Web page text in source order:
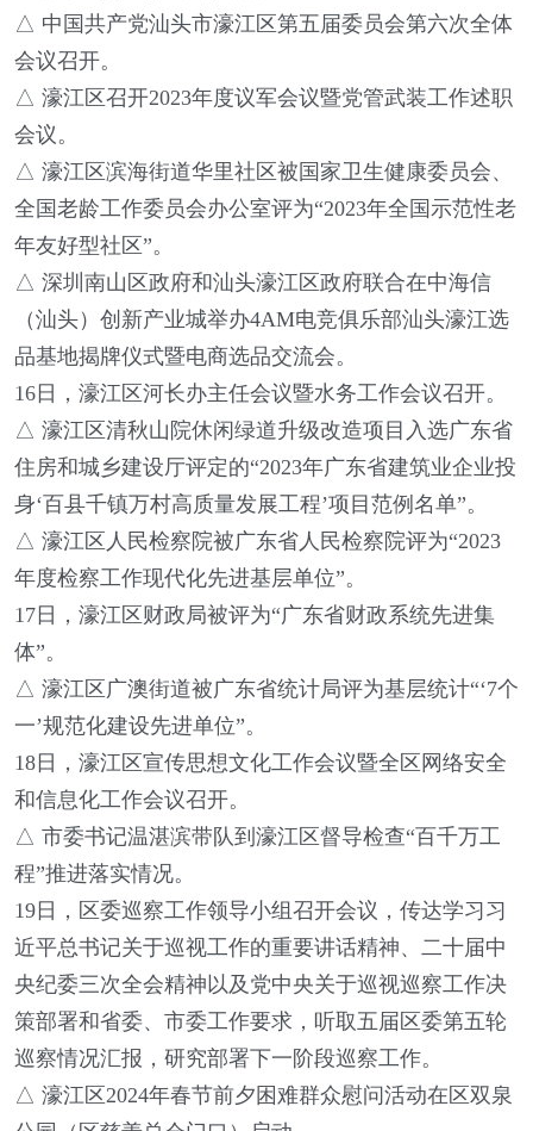
△ 中国共产党汕头市濠江区第五届委员会第六次全体
会议召开。
△ 濠江区召开2023年度议军会议暨党管武装工作述职
会议。
△ 濠江区滨海街道华里社区被国家卫生健康委员会、
全国老龄工作委员会办公室评为“2023年全国示范性老
年友好型社区”。
△ 深圳南山区政府和汕头濠江区政府联合在中海信
（汕头）创新产业城举办4AM电竞俱乐部汕头濠江选
品基地揭牌仪式暨电商选品交流会。
16日，濠江区河长办主任会议暨水务工作会议召开。
△ 濠江区清秋山院休闲绿道升级改造项目入选广东省
住房和城乡建设厅评定的“2023年广东省建筑业企业投
身‘百县千镇万村高质量发展工程’项目范例名单”。
△ 濠江区人民检察院被广东省人民检察院评为“2023
年度检察工作现代化先进基层单位”。
17日，濠江区财政局被评为“广东省财政系统先进集
体”。
△ 濠江区广澳街道被广东省统计局评为基层统计“‘7个
一’规范化建设先进单位”。
18日，濠江区宣传思想文化工作会议暨全区网络安全
和信息化工作会议召开。
△ 市委书记温湛滨带队到濠江区督导检查“百千万工
程”推进落实情况。
19日，区委巡察工作领导小组召开会议，传达学习习
近平总书记关于巡视工作的重要讲话精神、二十届中
央纪委三次全会精神以及党中央关于巡视巡察工作决
策部署和省委、市委工作要求，听取五届区委第五轮
巡察情况汇报，研究部署下一阶段巡察工作。
△ 濠江区2024年春节前夕困难群众慰问活动在区双泉